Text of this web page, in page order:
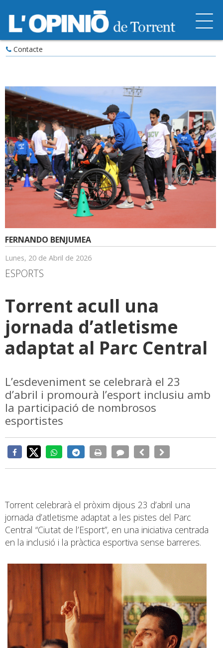
Contacte
FERNANDO BENJUMEA
Lunes, 20 de Abril de 2026
ESPORTS
Torrent acull una
jornada d’atletisme
adaptat al Parc Central
L’esdeveniment se celebrarà el 23
d’abril i promourà l’esport inclusiu amb
la participació de nombrosos
esportistes
Torrent celebrarà el pròxim dijous 23 d’abril una
jornada d’atletisme adaptat a les pistes del Parc
Central “Ciutat de l’Esport”, en una iniciativa centrada
en la inclusió i la pràctica esportiva sense barreres.